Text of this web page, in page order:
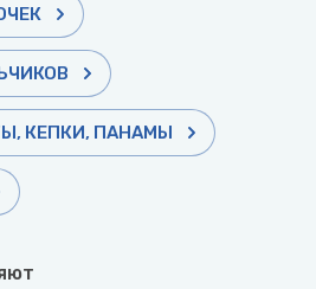
КЕПКИ, ПАНАМЫ